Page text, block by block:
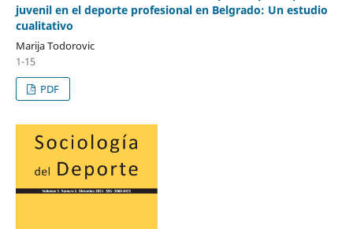
juvenil en el deporte profesional en Belgrado: Un estudio
cualitativo
Marija Todorovic
1-15
PDF